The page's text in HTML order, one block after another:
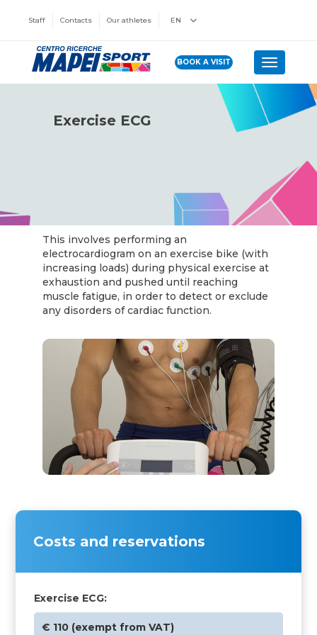
Staff Contacts Our athletes EN
BOOK A VISIT Toggle
Exercise ECG
This involves performing an
electrocardiogram on an exercise bike (with
increasing loads) during physical exercise at
exhaustion and pushed until reaching
muscle fatigue, in order to detect or exclude
any disorders of cardiac function.
Costs and reservations
Exercise ECG:
€ 110 (exempt from VAT)